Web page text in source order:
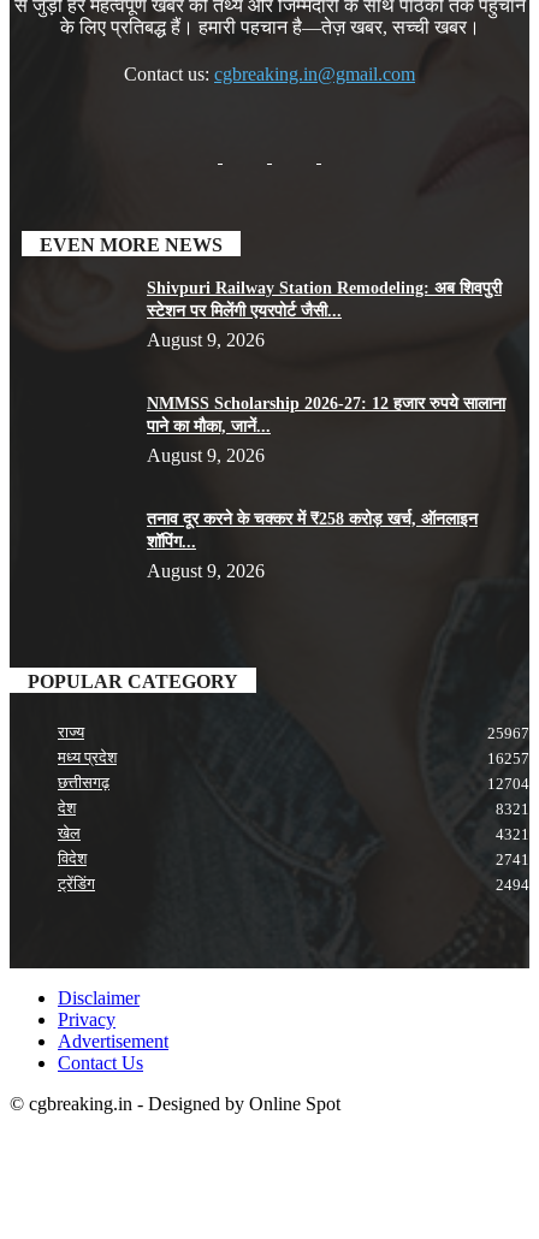
से जुड़ी हर महत्वपूर्ण खबर को तथ्य और जिम्मेदारी के साथ पाठकों तक पहुँचाने
के लिए प्रतिबद्ध हैं। हमारी पहचान है—तेज़ खबर, सच्ची खबर।
Contact us: cgbreaking.in@gmail.com
EVEN MORE NEWS
Shivpuri Railway Station Remodeling: अब शिवपुरी
स्टेशन पर मिलेंगी एयरपोर्ट जैसी...
August 9, 2026
NMMSS Scholarship 2026-27: 12 हजार रुपये सालाना
पाने का मौका, जानें...
August 9, 2026
तनाव दूर करने के चक्कर में ₹258 करोड़ खर्च, ऑनलाइन
शॉपिंग...
August 9, 2026
POPULAR CATEGORY
राज्य
25967
मध्य प्रदेश
16257
छत्तीसगढ़
12704
देश
8321
खेल
4321
विदेश
2741
ट्रेंडिंग
2494
Disclaimer
Privacy
Advertisement
Contact Us
© cgbreaking.in - Designed by Online Spot